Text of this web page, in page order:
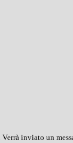
Verrà inviato un